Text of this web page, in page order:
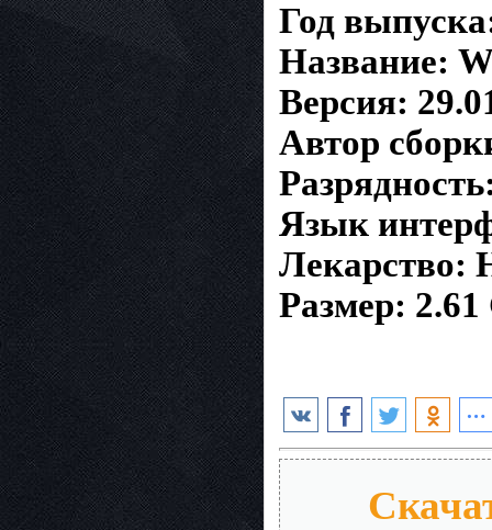
Год
Название:
Версия:
Автор
Язык
Лекарство:
Размер: 2.61